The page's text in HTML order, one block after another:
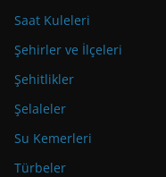
Saat Kuleleri
Şehirler ve İlçeleri
Şehitlikler
Şelaleler
Su Kemerleri
Türbeler